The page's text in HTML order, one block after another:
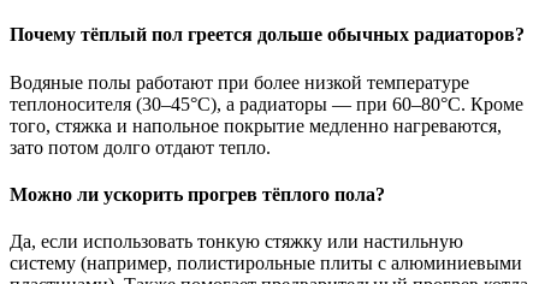
Почему тёплый пол греется дольше обычных радиаторов?
Водяные полы работают при более низкой температуре
теплоносителя (30–45°C), а радиаторы — при 60–80°C. Кроме
того, стяжка и напольное покрытие медленно нагреваются,
зато потом долго отдают тепло.
Можно ли ускорить прогрев тёплого пола?
Да, если использовать тонкую стяжку или настильную
систему (например, полистирольные плиты с алюминиевыми